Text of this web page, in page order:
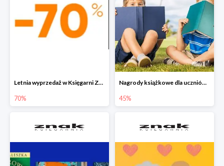
Letnia wyprzedaż w Księgarni Znak do -70%
70%
Nagrody książkowe dla uczniów na koniec roku szkolnego w Księgarni Znak do -45%
45%